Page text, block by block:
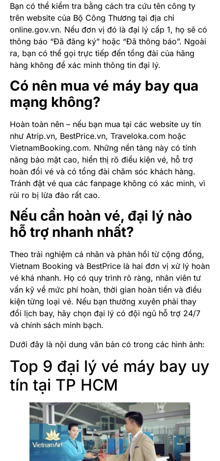
Bạn có thể kiểm tra bằng cách tra cứu tên công ty
trên website của Bộ Công Thương tại địa chỉ
online.gov.vn. Nếu đơn vị đó là đại lý cấp 1, họ sẽ có
thông báo “Đã đăng ký” hoặc “Đã thông báo”. Ngoài
ra, bạn có thể gọi trực tiếp đến tổng đài của hãng
hàng không để xác minh thông tin đại lý.
Có nên mua vé máy bay qua
mạng không?
Hoàn toàn nên – nếu bạn mua tại các website uy tín
như Atrip.vn, BestPrice.vn, Traveloka.com hoặc
VietnamBooking.com. Những nền tảng này có tính
năng bảo mật cao, hiển thị rõ điều kiện vé, hỗ trợ
hoàn đổi vé và có tổng đài chăm sóc khách hàng.
Tránh đặt vé qua các fanpage không có xác minh, vì
rủi ro bị lừa đảo rất cao.
Nếu cần hoàn vé, đại lý nào
hỗ trợ nhanh nhất?
Theo trải nghiệm cá nhân và phản hồi từ cộng đồng,
Vietnam Booking và BestPrice là hai đơn vị xử lý hoàn
vé khá nhanh. Họ có quy trình rõ ràng, nhân viên tư
vấn kỹ về mức phí hoàn, thời gian hoàn tiền và điều
kiện từng loại vé. Nếu bạn thường xuyên phải thay
đổi lịch bay, hãy chọn đại lý có đội ngũ hỗ trợ 24/7
và chính sách minh bạch.
Dưới đây là nội dung văn bản có trong các hình ảnh:
Top 9 đại lý vé máy bay uy
tín tại TP HCM